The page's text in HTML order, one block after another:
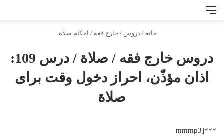
خانه / دروس / خارج فقه / احكام صلاة
دروس خارج فقه / صلاة / درس 109:
اذان مؤذّن، احراز دخول وقت برای
صلاة
***[mmmp3